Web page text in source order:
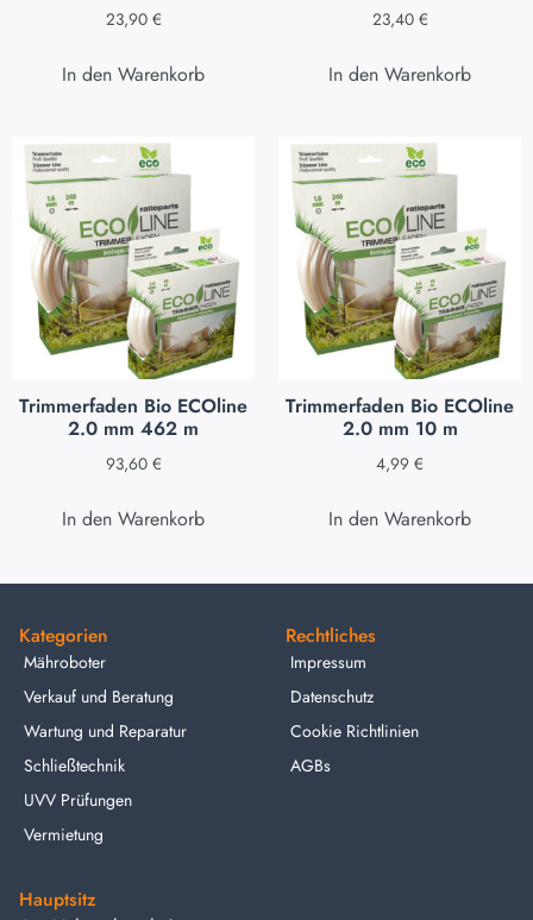
23,90 €
In den Warenkorb
23,40 €
In den Warenkorb
Trimmerfaden Bio ECOline
2.0 mm 462 m
93,60 €
In den Warenkorb
Trimmerfaden Bio ECOline
2.0 mm 10 m
4,99 €
In den Warenkorb
Kategorien
Mähroboter
Verkauf und Beratung
Wartung und Reparatur
Schließtechnik
UVV Prüfungen
Vermietung
Rechtliches
Impressum
Datenschutz
Cookie Richtlinien
AGBs
Hauptsitz